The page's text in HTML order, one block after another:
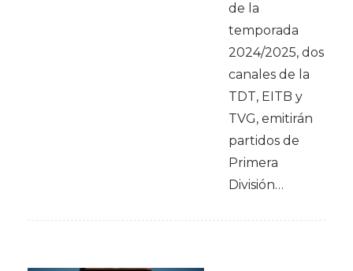
de la
temporada
2024/2025, dos
canales de la
TDT, EITB y
TVG, emitirán
partidos de
Primera
División…